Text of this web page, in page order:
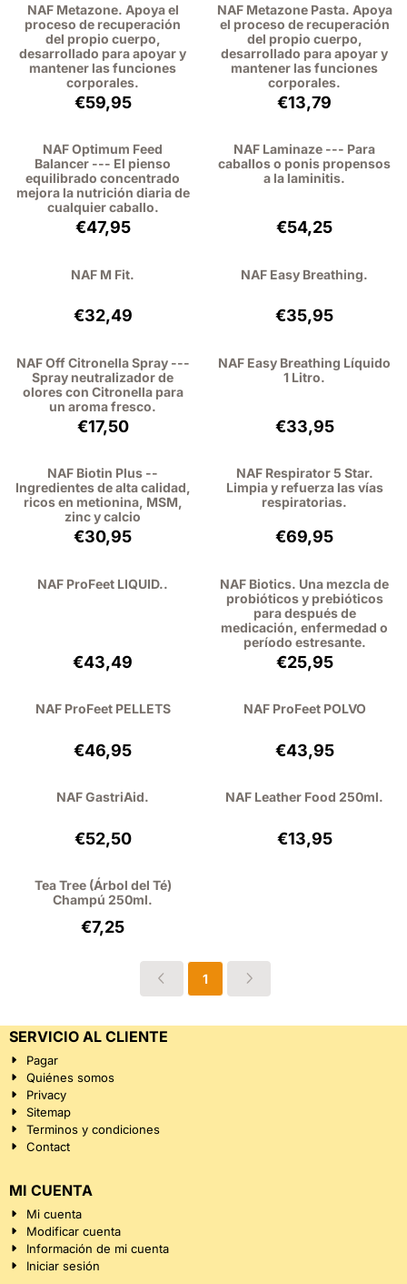
NAF Metazone. Apoya el
proceso de recuperación
del propio cuerpo,
desarrollado para apoyar y
mantener las funciones
corporales.
Precio: 59,95, sin IVA: 55,00
€59,95
NAF Metazone Pasta. Apoya
el proceso de recuperación
del propio cuerpo,
desarrollado para apoyar y
mantener las funciones
corporales.
Precio: 13,79,
€13,79
NAF Optimum Feed
Balancer --- El pienso
equilibrado concentrado
mejora la nutrición diaria de
cualquier caballo.
Precio: 47,95, sin IVA: 39,63
€47,95
NAF Laminaze --- Para
caballos o ponis propensos
a la laminitis.
Precio: 54,25,
€54,25
NAF M Fit.
Precio: 32,49, sin IVA: 29,81
€32,49
NAF Easy Breathing.
Precio: 35,95,
€35,95
NAF Off Citronella Spray ---
Spray neutralizador de
olores con Citronella para
un aroma fresco.
Precio: 17,50, sin IVA: 14,46
€17,50
NAF Easy Breathing Líquido
1 Litro.
Precio: 33,95,
€33,95
NAF Biotin Plus --
Ingredientes de alta calidad,
ricos en metionina, MSM,
zinc y calcio
Precio: 30,95, sin IVA: 28,39
€30,95
NAF Respirator 5 Star.
Limpia y refuerza las vías
respiratorias.
Precio: 69,95,
€69,95
NAF ProFeet LIQUID..
Precio: 43,49, sin IVA: 39,90
€43,49
NAF Biotics. Una mezcla de
probióticos y prebióticos
para después de
medicación, enfermedad o
período estresante.
Precio: 25,95,
€25,95
NAF ProFeet PELLETS
Precio: 46,95, sin IVA: 43,07
€46,95
NAF ProFeet POLVO
Precio: 43,95,
€43,95
NAF GastriAid.
Precio: 52,50, sin IVA: 48,17
€52,50
NAF Leather Food 250ml.
Precio: 13,95, sin
€13,95
Tea Tree (Árbol del Té)
Champú 250ml.
Precio: 7,25, sin IVA: 5,99
€7,25
1
SERVICIO AL CLIENTE
Pagar
Quiénes somos
Privacy
Sitemap
Terminos y condiciones
Contact
MI CUENTA
Mi cuenta
Modificar cuenta
Información de mi cuenta
Iniciar sesión